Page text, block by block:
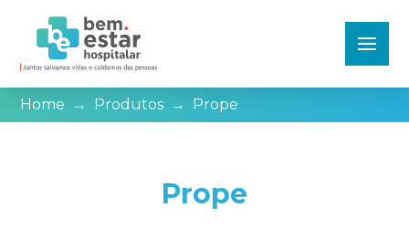
Home → Produtos → Prope
Prope